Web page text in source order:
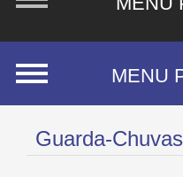
Guarda-Chuvas